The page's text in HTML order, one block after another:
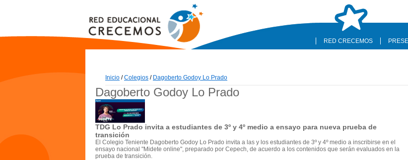
RED CRECEMOS
Inicio /Colegios / Dagoberto Godoy Lo Prado
Dagoberto Godoy Lo Prado
TDG Lo Prado invita a estudiantes de 3º y 4º medio a ensayo para nueva prueba de
transición
El Colegio Teniente Dagoberto Godoy Lo Prado invita a las y los estudiantes de 3º y 4º medio a inscribirse en el
ensayo nacional "Midete online", preparado por Cepech, de acuerdo a los contenidos que serán evaluados en la
prueba de transición.